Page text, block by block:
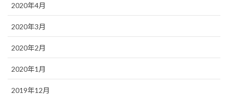
2020年4月
2020年3月
2020年2月
2020年1月
2019年12月